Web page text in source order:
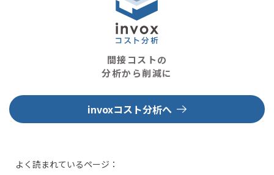
間接コストの
分析から削減に
invoxコスト分析へ
よく読まれているページ：